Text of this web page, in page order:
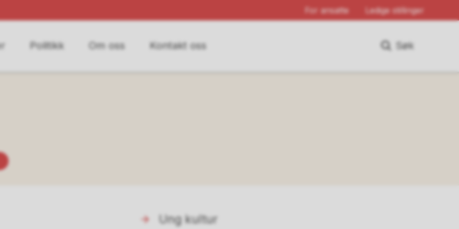
For ansatte Ledige stillinger
Politikk Om oss Kontakt oss Søk
Ung kultur